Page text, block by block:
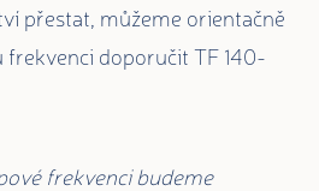
přestat, můžeme orientačně
frekvenci doporučit TF 140-
frekvenci budeme